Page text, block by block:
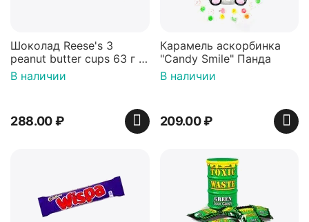
Шоколад Reese's 3
peanut butter cups 63 г с
арахисовой пастой
В наличии
288.00₽
Карамель аскорбинка
"Candy Smile" Панда
В наличии
209.00₽